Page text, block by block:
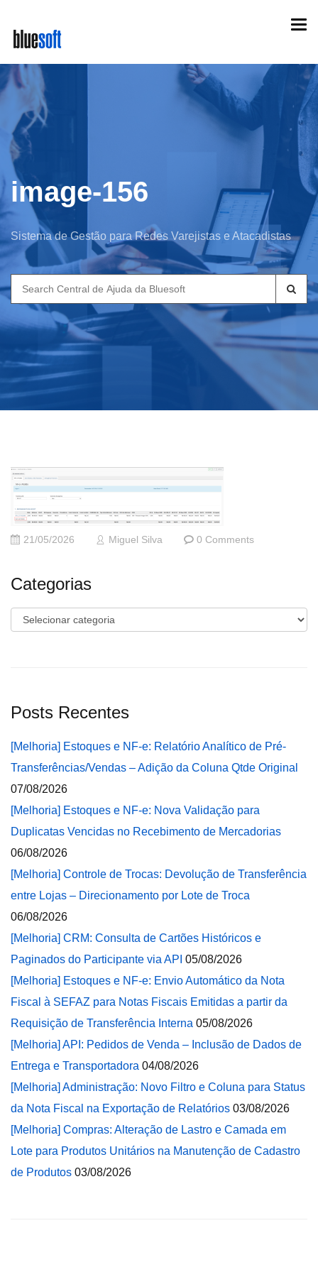
main
content
image-156
Sistema de Gestão para Redes Varejistas e Atacadistas
Search
for:
21/05/2026 Miguel Silva 0 Comments
Categorias
Categorias
Posts Recentes
[Melhoria] Estoques e NF-e: Relatório Analítico de Pré-
Transferências/Vendas – Adição da Coluna Qtde Original
07/08/2026
[Melhoria] Estoques e NF-e: Nova Validação para
Duplicatas Vencidas no Recebimento de Mercadorias
06/08/2026
[Melhoria] Controle de Trocas: Devolução de Transferência
entre Lojas – Direcionamento por Lote de Troca
06/08/2026
[Melhoria] CRM: Consulta de Cartões Históricos e
Paginados do Participante via API 05/08/2026
[Melhoria] Estoques e NF-e: Envio Automático da Nota
Fiscal à SEFAZ para Notas Fiscais Emitidas a partir da
Requisição de Transferência Interna 05/08/2026
[Melhoria] API: Pedidos de Venda – Inclusão de Dados de
Entrega e Transportadora 04/08/2026
[Melhoria] Administração: Novo Filtro e Coluna para Status
da Nota Fiscal na Exportação de Relatórios 03/08/2026
[Melhoria] Compras: Alteração de Lastro e Camada em
Lote para Produtos Unitários na Manutenção de Cadastro
de Produtos 03/08/2026